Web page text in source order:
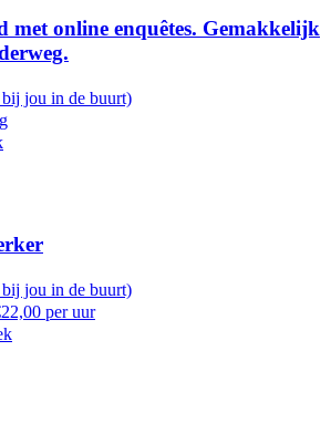
met online enquêtes. Gemakkelijk
jou in de buurt)
jou in de buurt)
per uur